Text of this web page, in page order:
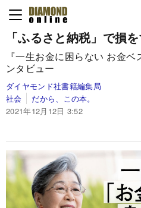
「ふるさと納税」で損
『一生お金に困らない お金
ンタビュー
ダイヤモンド社書籍編集局
社会
だから、この本。
2021年12月12日 3:52